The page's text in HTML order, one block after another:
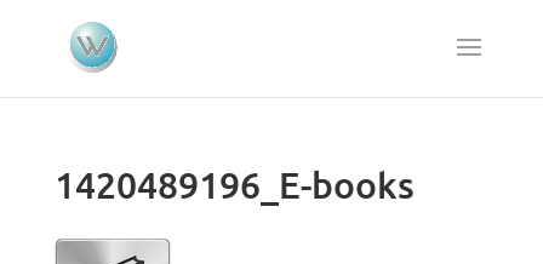
1420489196_E-books